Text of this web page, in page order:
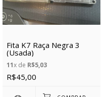
Fita K7 Raça Negra 3
(Usada)
11x de R$5,03
R$45,00